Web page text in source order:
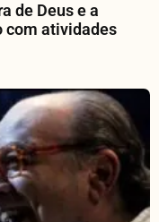
de Deus e a
com atividades